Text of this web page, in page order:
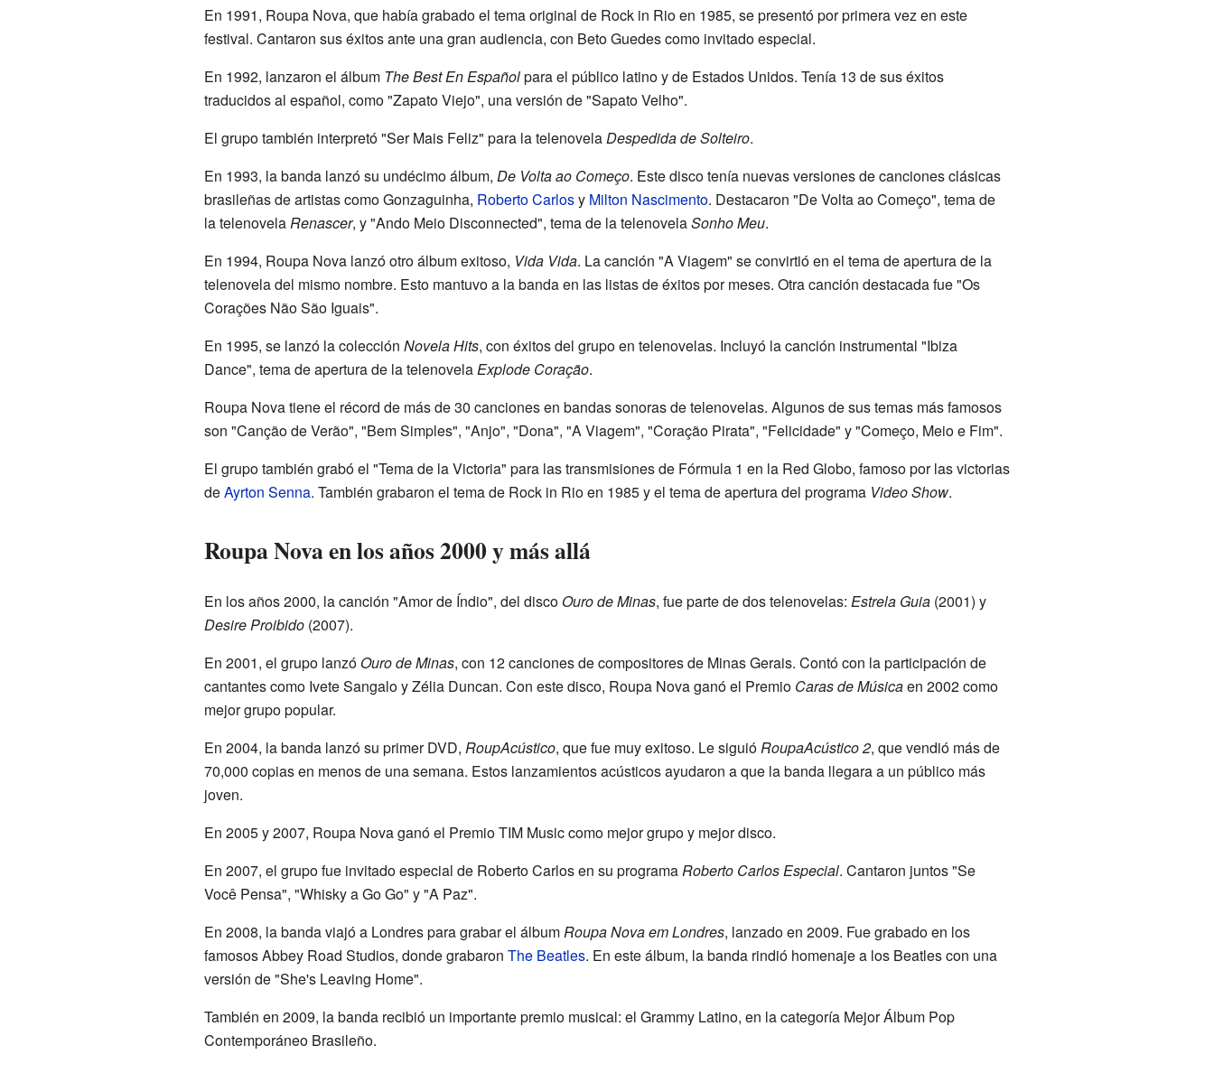
En 1991, Roupa Nova, que había grabado el tema original de Rock in Rio en 1985, se presentó por primera vez en este
festival. Cantaron sus éxitos ante una gran audiencia, con Beto Guedes como invitado especial.
En 1992, lanzaron el álbum The Best En Españolpara el público latino y de Estados Unidos. Tenía 13 de sus éxitos
traducidos al español, como "Zapato Viejo", una versión de "Sapato Velho".
El grupo también interpretó "Ser Mais Feliz" para la telenovelaDespedida de Solteiro.
En 1993, la banda lanzó su undécimo álbum, De Volta ao Começo. Este disco tenía nuevas versiones de canciones clásicas
brasileñas de artistas como Gonzaguinha, Roberto Carlosy Milton Nascimento. Destacaron "De Volta ao Começo", tema de
la telenovelaRenascer, y "Ando Meio Disconnected", tema de la telenovelaSonho Meu.
En 1994, Roupa Nova lanzó otro álbum exitoso, Vida Vida. La canción "A Viagem" se convirtió en el tema de apertura de la
telenovela del mismo nombre. Esto mantuvo a la banda en las listas de éxitos por meses. Otra canción destacada fue "Os
Corações Não São Iguais".
En 1995, se lanzó la colección Novela Hits, con éxitos del grupo en telenovelas. Incluyó la canción instrumental "Ibiza
Dance", tema de apertura de la telenovelaExplode Coração.
Roupa Nova tiene el récord de más de 30 canciones en bandas sonoras de telenovelas. Algunos de sus temas más famosos
son "Canção de Verão", "Bem Simples", "Anjo", "Dona", "A Viagem", "Coração Pirata", "Felicidade" y "Começo, Meio e Fim".
El grupo también grabó el "Tema de la Victoria" para las transmisiones de Fórmula 1 en la Red Globo, famoso por las victorias
deAyrton Senna. También grabaron el tema de Rock in Rio en 1985 y el tema de apertura del programa Video Show.
Roupa Nova en los años 2000 y más allá
En los años 2000, la canción "Amor de Índio", del disco Ouro de Minas, fue parte de dos telenovelas: Estrela Guia(2001) y
Desire Proibido(2007).
En 2001, el grupo lanzó Ouro de Minas, con 12 canciones de compositores de Minas Gerais. Contó con la participación de
cantantes como Ivete Sangalo y Zélia Duncan. Con este disco, Roupa Nova ganó el Premio Caras de Músicaen 2002 como
mejor grupo popular.
En 2004, la banda lanzó su primer DVD, RoupAcústico, que fue muy exitoso. Le siguióRoupaAcústico 2, que vendió más de
70,000 copias en menos de una semana. Estos lanzamientos acústicos ayudaron a que la banda llegara a un público más
joven.
En 2005 y 2007, Roupa Nova ganó el Premio TIM Music como mejor grupo y mejor disco.
En 2007, el grupo fue invitado especial de Roberto Carlos en su programaRoberto Carlos Especial. Cantaron juntos "Se
Você Pensa", "Whisky a Go Go" y "A Paz".
En 2008, la banda viajó a Londres para grabar el álbumRoupa Nova em Londres, lanzado en 2009. Fue grabado en los
famosos Abbey Road Studios, donde grabaron The Beatles. En este álbum, la banda rindió homenaje a los Beatles con una
versión de "She's Leaving Home".
También en 2009, la banda recibió un importante premio musical: el Grammy Latino, en la categoría Mejor Álbum Pop
Contemporáneo Brasileño.